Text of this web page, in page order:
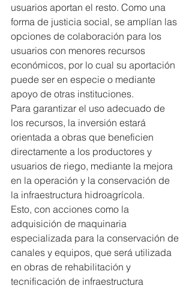
usuarios aportan el resto. Como una
forma de justicia social, se amplían las
opciones de colaboración para los
usuarios con menores recursos
económicos, por lo cual su aportación
puede ser en especie o mediante
apoyo de otras instituciones.
Para garantizar el uso adecuado de
los recursos, la inversión estará
orientada a obras que beneficien
directamente a los productores y
usuarios de riego, mediante la mejora
en la operación y la conservación de
la infraestructura hidroagrícola.
Esto, con acciones como la
adquisición de maquinaria
especializada para la conservación de
canales y equipos, que será utilizada
en obras de rehabilitación y
tecnificación de infraestructura